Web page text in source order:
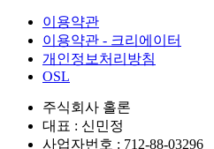
이용약관
이용약관 - 크리에이터
개인정보처리방침
OSL
주식회사 홀론
대표 : 신민정
사업자번호 : 712-88-03296